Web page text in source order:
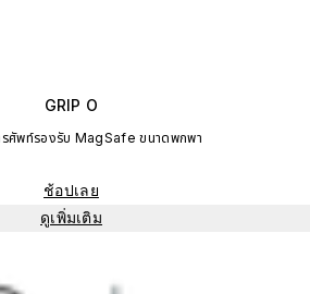
GRIP O
ศัพท์รองรับ MagSafe ขนาดพกพา
ช้อปเลย
ดูเพิ่มเติม